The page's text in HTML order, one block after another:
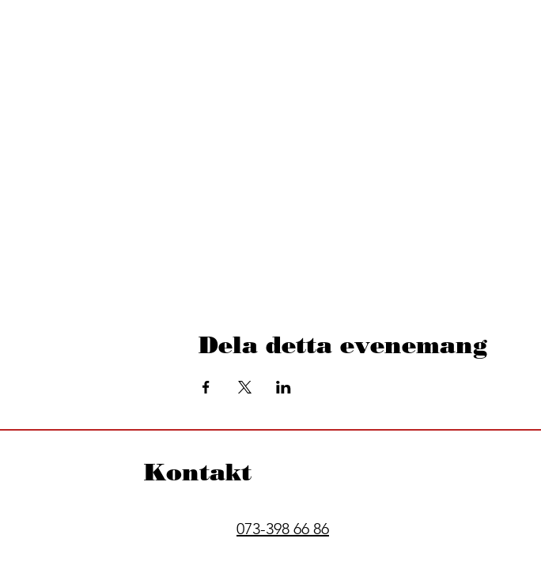
Dela detta evenemang
Kontakt
073-398 66 86